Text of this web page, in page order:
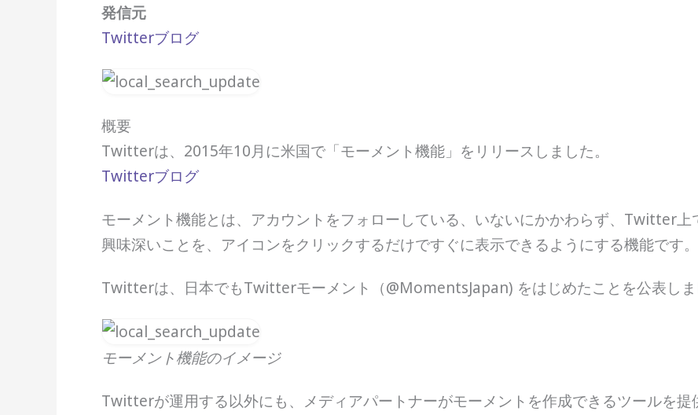
発信元
Twitterブログ
概要
Twitterは、2015年10月に米国で「モーメント機能」をリリースしました。
Twitterブログ
モーメント機能とは、アカウントをフォローしている、いないにかかわらず、Twitter上
興味深いことを、アイコンをクリックするだけですぐに表示できるようにする機能です。
Twitterは、日本でもTwitterモーメント（@MomentsJapan) をはじめたことを公表しま
モーメント機能のイメージ
Twitterが運用する以外にも、メディアパートナーがモーメントを作成できるツールを